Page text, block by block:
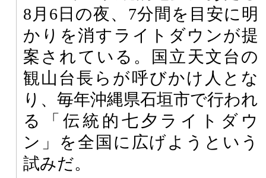
8月6日の夜、7分間を目安に明
かりを消すライトダウンが提
案されている。国立天文台の
観山台長らが呼びかけ人とな
り、毎年沖縄県石垣市で行われ
る「伝統的七夕ライトダウ
ン」を全国に広げようという
試みだ。